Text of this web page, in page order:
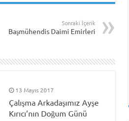
Sonraki İçerik
Başmühendis Daimi Emirleri
13 Mayıs 2017
Çalışma Arkadaşımız Ayşe
Kırıcı’nın Doğum Günü